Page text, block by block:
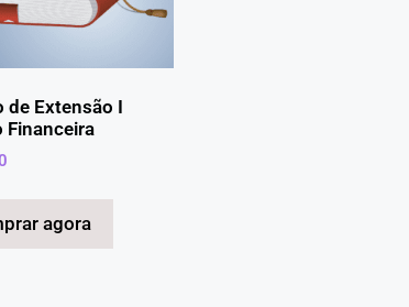
de Extensão I
Financeira
agora